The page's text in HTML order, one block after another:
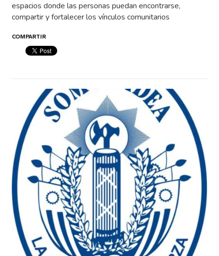
espacios donde las personas puedan encontrarse,
compartir y fortalecer los vínculos comunitarios
COMPARTIR